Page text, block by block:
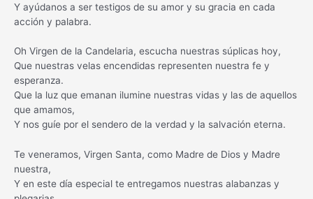
Y ayúdanos a ser testigos de su amor y su gracia en cada
acción y palabra.
Oh Virgen de la Candelaria, escucha nuestras súplicas hoy,
Que nuestras velas encendidas representen nuestra fe y
esperanza.
Que la luz que emanan ilumine nuestras vidas y las de aquellos
que amamos,
Y nos guíe por el sendero de la verdad y la salvación eterna.
Te veneramos, Virgen Santa, como Madre de Dios y Madre
nuestra,
Y en este día especial te entregamos nuestras alabanzas y